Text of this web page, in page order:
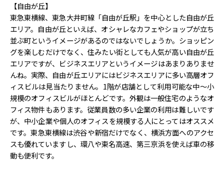
【自由が丘】
東急東横線、東急大井町線「自由が丘駅」を中心とした自由が丘
エリア。自由が丘といえば、オシャレなカフェやショップが立ち
並ぶ町というイメージがあるのではないでしょうか。ショッピン
グを楽しむだけでなく、住みたい街としても人気が高い自由が丘
エリアですが、ビジネスエリアというイメージはあまりありませ
んね。実際、自由が丘エリアにはビジネスエリアに多い高層オフ
ィスビルは見当たりません。1階が店舗として利用可能な中～小
規模のオフィスビルがほとんどです。外観は一般住宅のようなオ
フィス物件もあります。従業員数の多い企業の利用は難しいです
が、中小企業や個人のオフィスを規模する人にとってはオススメ
です。東急東横線は渋谷や新宿だけでなく、横浜方面へのアクセ
スも優れていますし、環八や東名高速、第三京浜を使えば車の移
動も便利です。